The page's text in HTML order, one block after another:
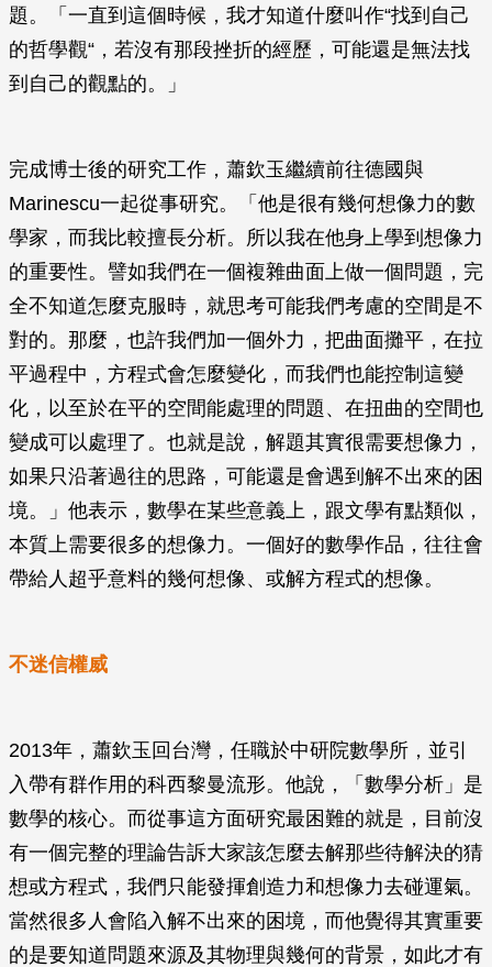
題。「一直到這個時候，我才知道什麼叫作“找到自己
的哲學觀“，若沒有那段挫折的經歷，可能還是無法找
到自己的觀點的。」
完成博士後的研究工作，蕭欽玉繼續前往德國與
Marinescu一起從事研究。「他是很有幾何想像力的數
學家，而我比較擅長分析。所以我在他身上學到想像力
的重要性。譬如我們在一個複雜曲面上做一個問題，完
全不知道怎麼克服時，就思考可能我們考慮的空間是不
對的。那麼，也許我們加一個外力，把曲面攤平，在拉
平過程中，方程式會怎麼變化，而我們也能控制這變
化，以至於在平的空間能處理的問題、在扭曲的空間也
變成可以處理了。也就是說，解題其實很需要想像力，
如果只沿著過往的思路，可能還是會遇到解不出來的困
境。」他表示，數學在某些意義上，跟文學有點類似，
本質上需要很多的想像力。一個好的數學作品，往往會
帶給人超乎意料的幾何想像、或解方程式的想像。
不迷信權威
2013年，蕭欽玉回台灣，任職於中研院數學所，並引
入帶有群作用的科西黎曼流形。他說，「數學分析」是
數學的核心。而從事這方面研究最困難的就是，目前沒
有一個完整的理論告訴大家該怎麼去解那些待解決的猜
想或方程式，我們只能發揮創造力和想像力去碰運氣。
當然很多人會陷入解不出來的困境，而他覺得其實重要
的是要知道問題來源及其物理與幾何的背景，如此才有